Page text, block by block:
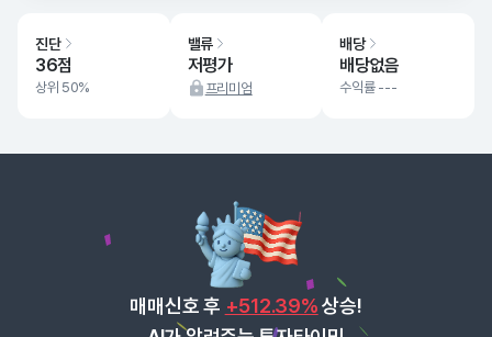
진단
36점
상위 50%
밸류
저평가
프리미엄
배당
배당없음
수익률 ---
매매신호 후 +512.39% 상승!